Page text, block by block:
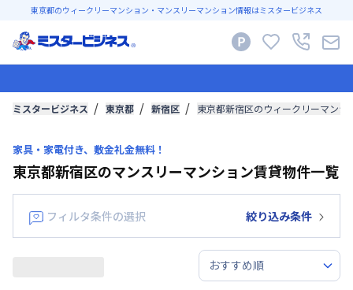
東京都のウィークリーマンション・マンスリーマンション情報はミスタービジネス
ミスタービジネス 東京都 新宿区 東京都新宿区のウィークリーマン
家具・家電付き、敷金礼金無料！
東京都新宿区のマンスリーマンション賃貸物件一覧
フィルタ条件の選択 絞り込み条件